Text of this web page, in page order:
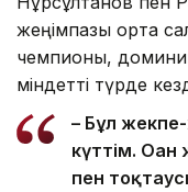
жеңімпазы орта
чемпионы,
міндетті түрде
– Бұл
күттім.
пен